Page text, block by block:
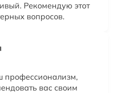
Рекомендую этот
вопросов.
профессионализм,
вас своим